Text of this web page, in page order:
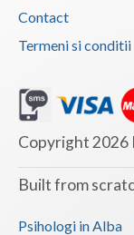
Contact
Termeni si conditii
Copyright 2026
Built from
Psihologi in Alba